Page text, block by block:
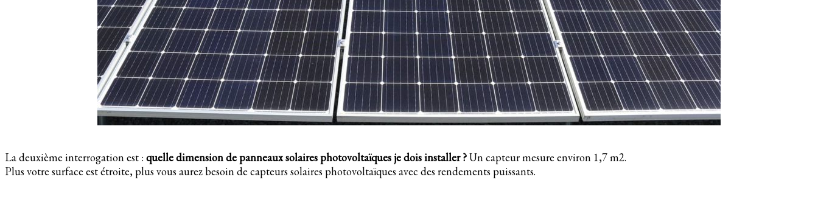
La deuxième interrogation est : quelle dimension de panneaux solaires photovoltaïques je dois installer ?Un capteur mesure environ 1,7 m2.
Plus votre surface est étroite, plus vous aurez besoin de capteurs solaires photovoltaïques avec des rendements puissants.